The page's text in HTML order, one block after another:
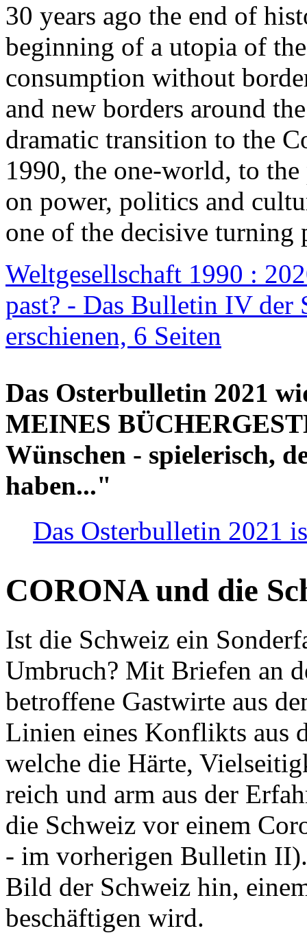
30 years ago the end of
beginning of a utopia of
consumption without
and new borders around
dramatic transition to the
1990, the one-world, to the
on power, politics and
one of the decisive turning
Weltgesellschaft 1990 :
past? - Das Bulletin IV der
erschienen, 6 Seiten
Das Osterbulletin 2021
MEINES
Wünschen - spielerisch,
haben..."
Das Osterbulletin 2021
CORONA und die
Ist die Schweiz ein
Umbruch? Mit Briefen an
betroffene Gastwirte aus
Linien eines Konflikts aus
welche die Härte,
reich und arm aus der
die Schweiz vor einem
- im vorherigen Bulletin
Bild der Schweiz hin,
beschäftigen wird.